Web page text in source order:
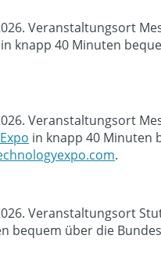
Veranstaltungsort
in knapp 40 Minuten
Veranstaltungsort
in knapp 40 Minuten
.
Veranstaltungsort
bequem über die